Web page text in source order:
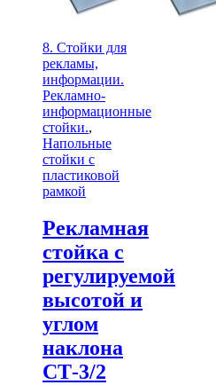
8. Стойки для
рекламы,
информации.
Рекламно-
информационные
стойки.,
Напольные
стойки с
пластиковой
рамкой
Рекламная
стойка с
регулируемой
высотой и
углом
наклона
СТ-3/2